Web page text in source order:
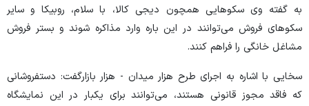
به گفته وی سکو‌هایی همچون دیجی کالا، با سلام، روبیکا و سایر
سکو‌های فروش می‌توانند در این باره وارد مذاکره شوند و بستر فروش
مشاغل خانگی را فراهم کنند.
سخایی با اشاره به اجرای طرح هزار میدان - هزار بازارگفت: دستفروشانی
که فاقد مجوز قانونی هستند، می‌توانند برای یکبار در این نمایشگاه